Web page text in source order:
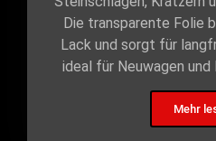
Die transparente Folie
Lack und sorgt für
ideal für Neuwagen
Mehr